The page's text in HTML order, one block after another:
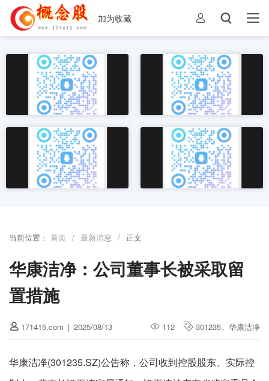
加为收藏
当前位置： 首页 / 最新消息 / 正文
华康洁净：公司董事长被采取留
置措施
171415.com | 2025/08/13 112 301235、 华康洁净
华康洁净(301235.SZ)公告称，公司收到控股股东、实际控